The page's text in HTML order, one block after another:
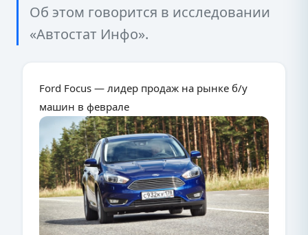
Об этом говорится в исследовании
«Автостат Инфо».
Ford Focus — лидер продаж на рынке б/у
машин в феврале